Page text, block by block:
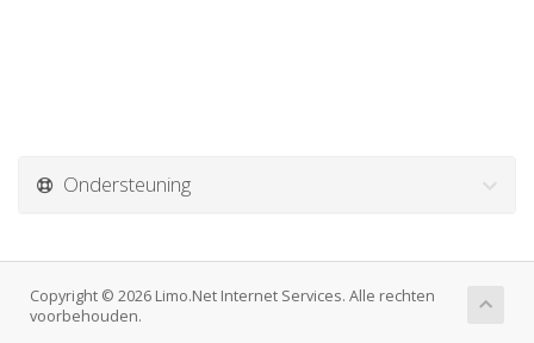
Ondersteuning
Copyright © 2026 Limo.Net Internet Services. Alle rechten
voorbehouden.